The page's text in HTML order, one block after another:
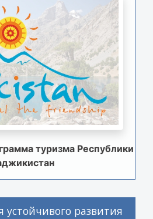
туризма Республики
устойчивого развития